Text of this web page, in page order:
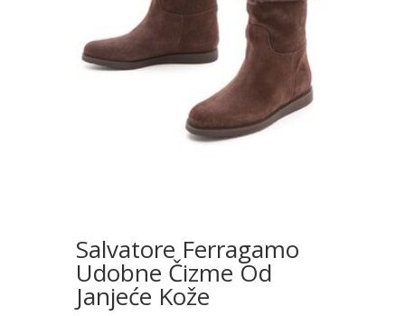
Salvatore Ferragamo
Udobne Čizme Od
Janjeće Kože